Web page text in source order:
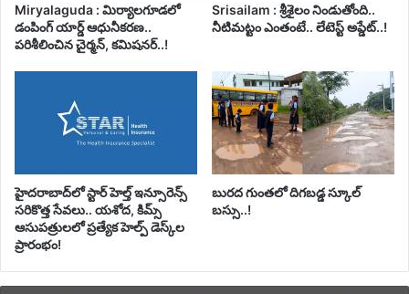
Miryalaguda : మిర్యాలగూడలో
డంపింగ్ యార్డ్ ఆధునీకరణ..
పరిశీలించిన చైర్మన్, కమిషనర్..!
Srisailam : శ్రీశైలం నిండుతోంది..
నీటిమట్టం ఎంతంటే.. లేటెస్ట్ అప్డేట్..!
హైదరాబాద్‌లో స్టార్ హెల్త్ ఇన్సూరెన్స్
సరికొత్త సేవలు.. యశోద, కిమ్స్
ఆసుపత్రులలో ప్రత్యేక హెల్ప్ డెస్క్‌ల
ప్రారంభం!
బురద గుంతలో దిగబడ్డ స్కూల్
బస్సు..!